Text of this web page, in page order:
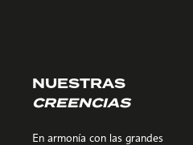
NUESTRAS
CREENCIAS
En armonía con las grandes